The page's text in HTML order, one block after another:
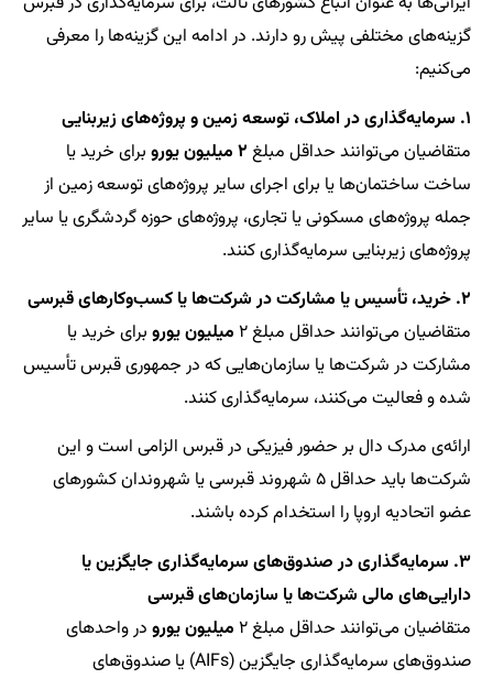
گزینه‌های مختلفی پیش رو دارند. در ادامه این گزینه‌ها را معرفی
می‌کنیم:
۱. سرمایه‌گذاری در املاک، توسعه زمین و پروژه‌های زیربنایی
متقاضیان می‌توانند حداقل مبلغ
برای خرید یا
ساخت ساختمان‌ها یا برای اجرای سایر پروژه‌های توسعه زمین از
جمله پروژه‌های مسکونی یا تجاری، پروژه‌های حوزه گردشگری یا سایر
پروژه‌های زیربنایی سرمایه‌گذاری کنند.
۲. خرید، تأسیس یا مشارکت در شرکت‌ها یا کسب‌وکارهای قبرسی
متقاضیان می‌توانند حداقل مبلغ ۲
میلیون یورو برای خرید یا
مشارکت در شرکت‌ها یا سازمان‌هایی که در جمهوری قبرس تأسیس
شده و فعالیت می‌کنند، سرمایه‌گذاری کنند.
ارائه‌ی مدرک دال بر حضور فیزیکی در قبرس الزامی است و این
شرکت‌ها باید حداقل ۵ شهروند قبرسی یا شهروندان کشورهای
عضو اتحادیه اروپا را استخدام کرده باشند.
۳. سرمایه‌گذاری در صندوق‌های سرمایه‌گذاری جایگزین یا
دارایی‌های مالی شرکت‌ها یا سازمان‌های قبرسی
متقاضیان می‌توانند حداقل مبلغ ۲
میلیون یورو در واحدهای
صندوق‌های سرمایه‌گذاری جایگزین (AIFs) یا صندوق‌های